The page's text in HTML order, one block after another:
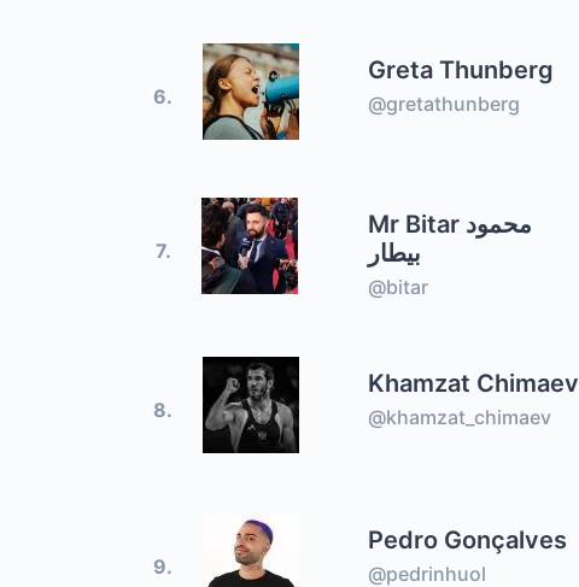
6.
Greta Thunberg
@gretathunberg
7.
Mr Bitar محمود
بيطار
@bitar
8.
Khamzat Chimaev
@khamzat_chimaev
9.
Pedro Gonçalves
@pedrinhuol